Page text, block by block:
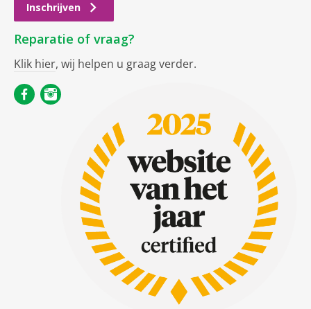
Inschrijven
Reparatie of vraag?
Klik hier, wij helpen u graag verder.